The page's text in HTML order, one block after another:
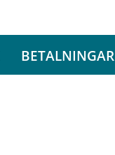
BETALNINGAR